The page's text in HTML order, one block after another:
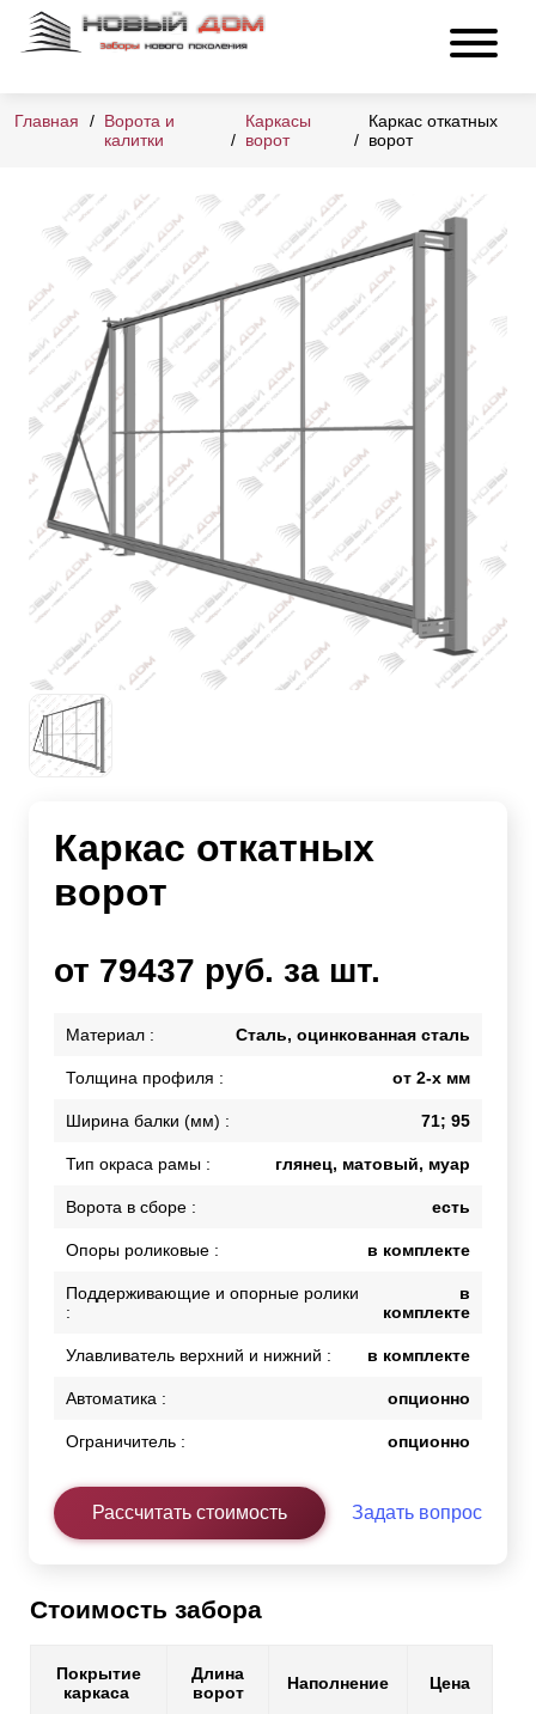
Главная
Ворота и
калитки
Каркасы
ворот
Каркас откатных
ворот
Каркас откатных
ворот
от 79437 руб. за шт.
Материал : Сталь, оцинкованная сталь
Толщина профиля : от 2-х мм
Ширина балки (мм) : 71; 95
Тип окраса рамы : глянец, матовый, муар
Ворота в сборе : есть
Опоры роликовые : в комплекте
Поддерживающие и опорные ролики
:
в
комплекте
Улавливатель верхний и нижний : в комплекте
Автоматика : опционно
Ограничитель : опционно
Рассчитать стоимость Задать вопрос
Стоимость забора
Покрытие
каркаса
Длина
ворот
Наполнение Цена